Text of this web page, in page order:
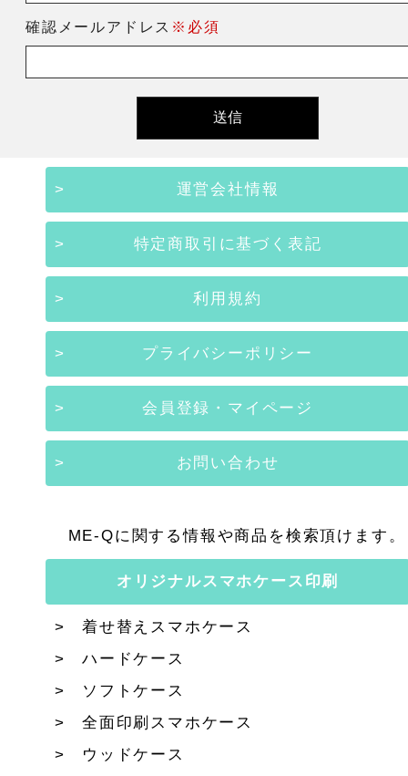
確認メールアドレス ※必須
運営会社情報
特定商取引に基づく表記
利用規約
プライバシーポリシー
会員登録・マイページ
お問い合わせ
ME-Qに関する情報や商品を検索頂けます。
オリジナルスマホケース印刷
着せ替えスマホケース
ハードケース
ソフトケース
全面印刷スマホケース
ウッドケース